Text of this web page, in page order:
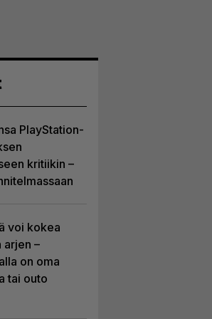
PlayStation-
kritiikin –
voi kokea
–
on oma
tai outo